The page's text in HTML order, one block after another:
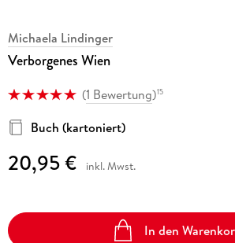
Michaela Lindinger
Verborgenes Wien
(1 Bewertung)15
Buch (kartoniert)
20,95 € inkl. Mwst.
In den